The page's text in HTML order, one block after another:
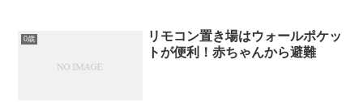
0歳
リモコン置き場はウォールポケッ
トが便利！赤ちゃんから避難